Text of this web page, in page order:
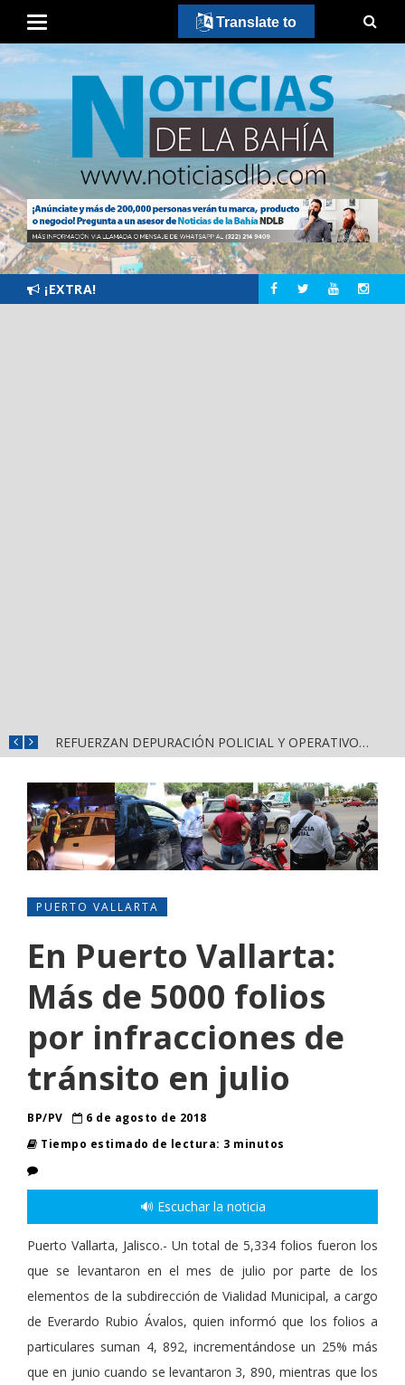
¡EXTRA!
REFUERZAN DEPURACIÓN POLICIAL Y OPERATIVOS EN FRONTERAS DE NAYARIT
PUERTO VALLARTA
En Puerto Vallarta:
Más de 5000 folios
por infracciones de
tránsito en julio
BP/PV
6 de agosto de 2018
Tiempo estimado de lectura: 3 minutos
🔊 Escuchar la noticia
Puerto Vallarta, Jalisco.- Un total de 5,334 folios fueron los
que se levantaron en el mes de julio por parte de los
elementos de la subdirección de Vialidad Municipal, a cargo
de Everardo Rubio Ávalos, quien informó que los folios a
particulares suman 4, 892, incrementándose un 25% más
que en junio cuando se levantaron 3, 890, mientras que los
Translate to